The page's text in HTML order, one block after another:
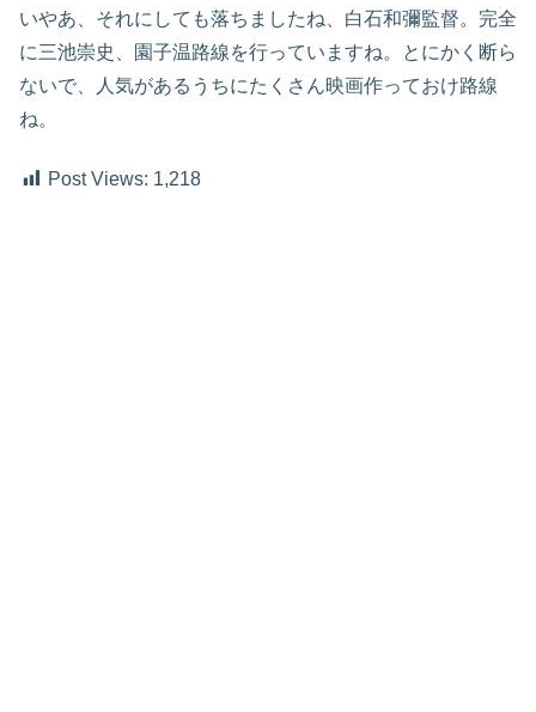
いやあ、それにしても落ちましたね、白石和彌監督。完全
に三池崇史、園子温路線を行っていますね。とにかく断ら
ないで、人気があるうちにたくさん映画作っておけ路線
ね。
Post Views: 1,218